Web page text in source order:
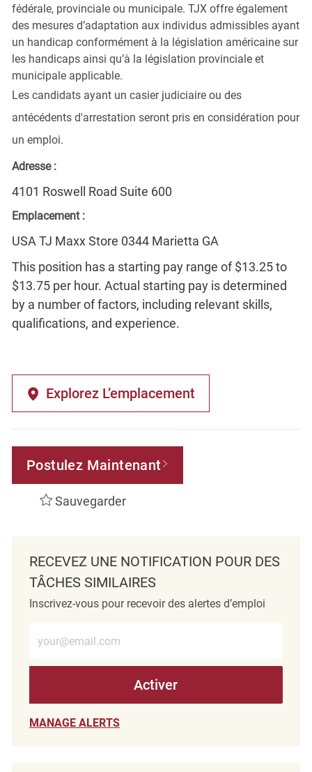
fédérale, provinciale ou municipale. TJX offre également
des mesures d’adaptation aux individus admissibles ayant
un handicap conformément à la législation américaine sur
les handicaps ainsi qu’à la législation provinciale et
municipale applicable.
Les candidats ayant un casier judiciaire ou des
antécédents d'arrestation seront pris en considération pour
un emploi.
Adresse :
4101 Roswell Road Suite 600
Emplacement :
USA TJ Maxx Store 0344 Marietta GA
This position has a starting pay range of $13.25 to
$13.75 per hour. Actual starting pay is determined
by a number of factors, including relevant skills,
qualifications, and experience.
Explorez L’emplacement
Postulez Maintenant
Sauvegarder
RECEVEZ UNE NOTIFICATION POUR DES
TÂCHES SIMILAIRES
Inscrivez-vous pour recevoir des alertes d’emploi
Activer
MANAGE ALERTS